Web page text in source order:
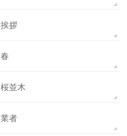
挨拶
春
桜並木
業者